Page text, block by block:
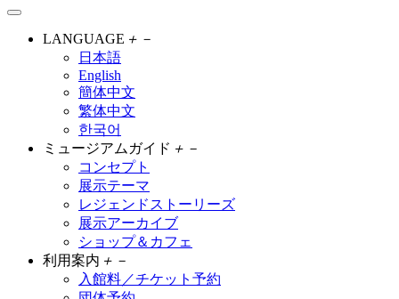
LANGUAGE ＋ －
日本語
English
簡体中文
繁体中文
한국어
ミュージアムガイド ＋ －
コンセプト
展示テーマ
レジェンドストーリーズ
展示アーカイブ
ショップ＆カフェ
利用案内 ＋ －
入館料／チケット予約